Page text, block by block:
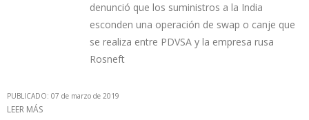
denunció que los suministros a la India
esconden una operación de swap o canje que
se realiza entre PDVSA y la empresa rusa
Rosneft
PUBLICADO: 07 de marzo de 2019
LEER MÁS